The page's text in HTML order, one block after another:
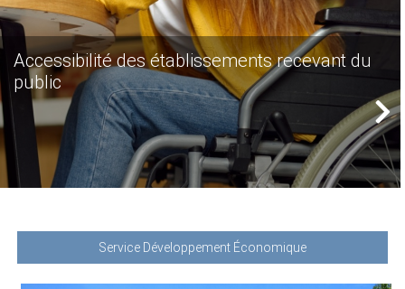
Accessibilité des établissements recevant du
public
Service Développement Économique